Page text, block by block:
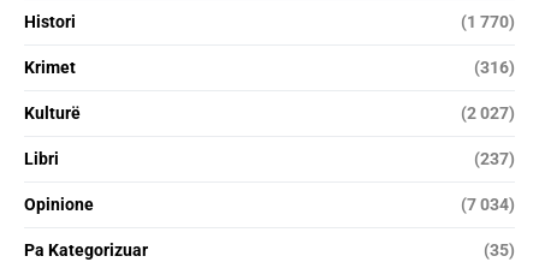
Histori (1 770)
Krimet (316)
Kulturë (2 027)
Libri (237)
Opinione (7 034)
Pa Kategorizuar (35)